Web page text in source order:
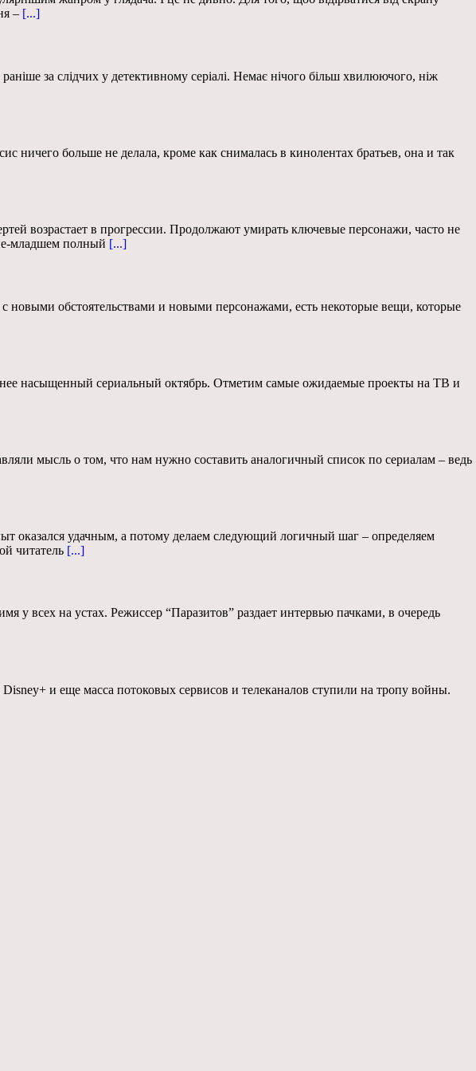
– [...]
за слідчих у детективному серіалі. Немає нічого більш хвилюючого, ніж
больше не делала, кроме как снималась в кинолентах братьев, она и так
возрастает в прогрессии. Продолжают умирать ключевые персонажи, часто не
младшем полный [...]
обстоятельствами и новыми персонажами, есть некоторые вещи, которые
насыщенный сериальный октябрь. Отметим самые ожидаемые проекты на ТВ и
мысль о том, что нам нужно составить аналогичный список по сериалам – ведь
оказался удачным, а потому делаем следующий логичный шаг – определяем
читатель [...]
всех на устах. Режиссер “Паразитов” раздает интервью пачками, в очередь
и еще масса потоковых сервисов и телеканалов ступили на тропу войны.